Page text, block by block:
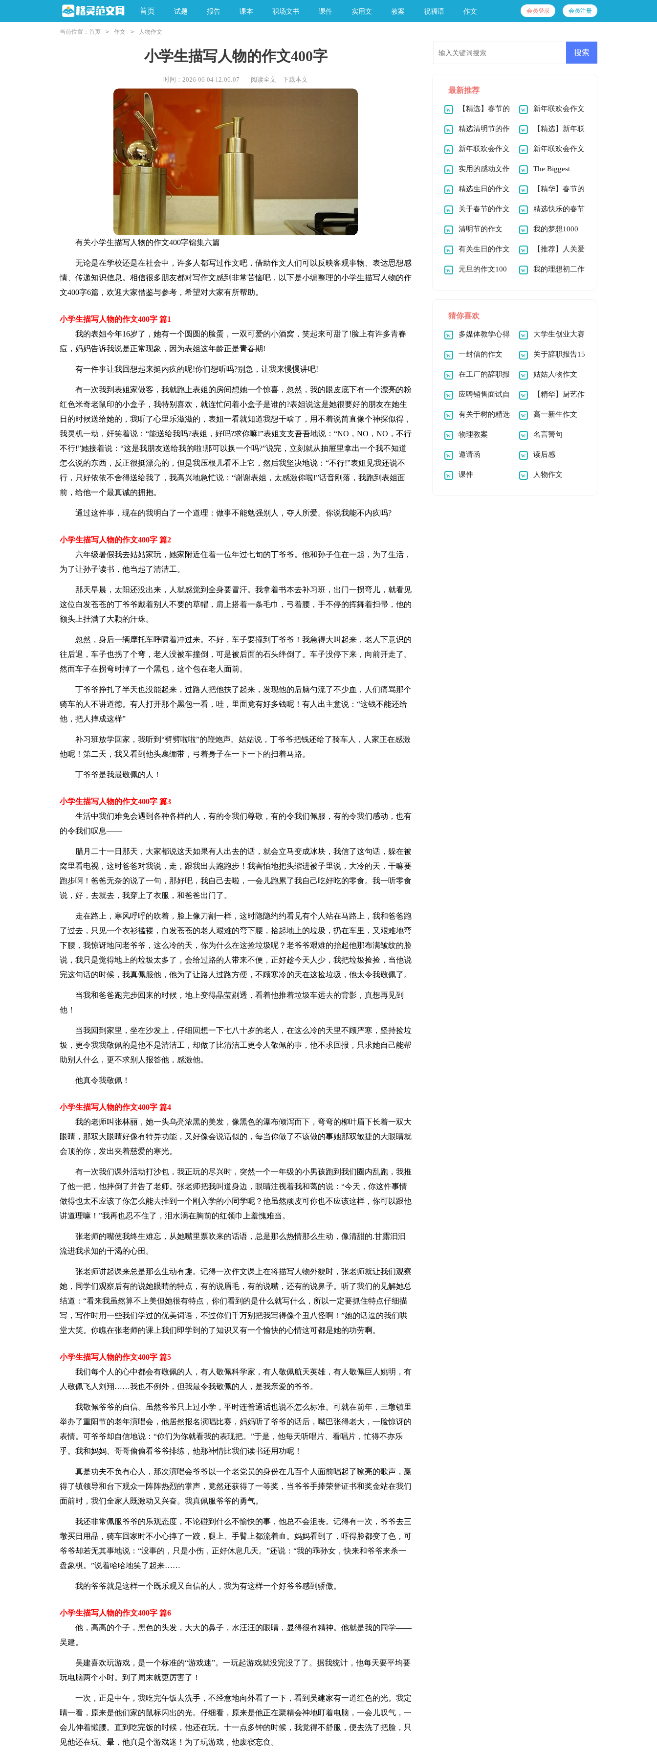
首页 试题 报告 课本 职场文书 课件 实用文 教案 祝福语 作文 会员登录 会员注册
当前位置： 首页 > 作文 > 人物作文
小学生描写人物的作文400字
时间：2026-06-04 12:06:07 阅读全文 下载本文
有关小学生描写人物的作文400字锦集六篇
无论是在学校还是在社会中，许多人都写过作文吧，借助作文人们可以反映客观事物、表达思想感
情、传递知识信息。相信很多朋友都对写作文感到非常苦恼吧，以下是小编整理的小学生描写人物的作
文400字6篇，欢迎大家借鉴与参考，希望对大家有所帮助。
小学生描写人物的作文400字 篇1
我的表姐今年16岁了，她有一个圆圆的脸蛋，一双可爱的小酒窝，笑起来可甜了!脸上有许多青春
痘，妈妈告诉我说是正常现象，因为表姐这年龄正是青春期!
有一件事让我回想起来挺内疚的呢!你们想听吗?别急，让我来慢慢讲吧!
有一次我到表姐家做客，我就跑上表姐的房间想她一个惊喜，忽然，我的眼皮底下有一个漂亮的粉
红色米奇老鼠印的小盒子，我特别喜欢，就连忙问着小盒子是谁的?表姐说这是她很要好的朋友在她生
日的时候送给她的，我听了心里乐滋滋的，表姐一看就知道我想干啥了，用不着说简直像个神探似得，
我灵机一动，奸笑着说：“能送给我吗?表姐，好吗?求你嘛!”表姐支支吾吾地说：“NO，NO，NO，不行
不行!”她接着说：“这是我朋友送给我的啦!那可以换一个吗?”说完，立刻就从抽屉里拿出一个我不知道
怎么说的东西，反正很挺漂亮的，但是我压根儿看不上它，然后我坚决地说：“不行!”表姐见我还说不
行，只好依依不舍得送给我了，我高兴地急忙说：“谢谢表姐，太感激你啦!”话音刚落，我跑到表姐面
前，给他一个最真诚的拥抱。
通过这件事，现在的我明白了一个道理：做事不能勉强别人，夺人所爱。你说我能不内疚吗?
小学生描写人物的作文400字 篇2
六年级暑假我去姑姑家玩，她家附近住着一位年过七旬的丁爷爷。他和孙子住在一起，为了生活，
为了让孙子读书，他当起了清洁工。
那天早晨，太阳还没出来，人就感觉到全身要冒汗。我拿着书本去补习班，出门一拐弯儿，就看见
这位白发苍苍的丁爷爷戴着别人不要的草帽，肩上搭着一条毛巾，弓着腰，手不停的挥舞着扫帚，他的
额头上挂满了大颗的汗珠。
忽然，身后一辆摩托车呼啸着冲过来。不好，车子要撞到丁爷爷！我急得大叫起来，老人下意识的
往后退，车子也拐了个弯，老人没被车撞倒，可是被后面的石头绊倒了。车子没停下来，向前开走了。
然而车子在拐弯时掉了一个黑包，这个包在老人面前。
丁爷爷挣扎了半天也没能起来，过路人把他扶了起来，发现他的后脑勺流了不少血，人们痛骂那个
骑车的人不讲道德。有人打开那个黑包一看，哇，里面竟有好多钱呢！有人出主意说：“这钱不能还给
他，把人摔成这样”
补习班放学回家，我听到“劈劈啦啦”的鞭炮声。姑姑说，丁爷爷把钱还给了骑车人，人家正在感激
他呢！第二天，我又看到他头裹绷带，弓着身子在一下一下的扫着马路。
丁爷爷是我最敬佩的人！
小学生描写人物的作文400字 篇3
生活中我们难免会遇到各种各样的人，有的令我们尊敬，有的令我们佩服，有的令我们感动，也有
的令我们叹息——
腊月二十一日那天，大家都说这天如果有人出去的话，就会立马变成冰块，我信了这句话，躲在被
窝里看电视，这时爸爸对我说，走，跟我出去跑跑步！我害怕地把头缩进被子里说，大冷的天，干嘛要
跑步啊！爸爸无奈的说了一句，那好吧，我自己去啦，一会儿跑累了我自己吃好吃的零食。我一听零食
说，好，去就去，我穿上了衣服，和爸爸出门了。
走在路上，寒风呼呼的吹着，脸上像刀割一样，这时隐隐约约看见有个人站在马路上，我和爸爸跑
了过去，只见一个衣衫褴褛，白发苍苍的老人艰难的弯下腰，拾起地上的垃圾，扔在车里，又艰难地弯
下腰，我惊讶地问老爷爷，这么冷的天，你为什么在这捡垃圾呢？老爷爷艰难的抬起他那布满皱纹的脸
说，我只是觉得地上的垃圾太多了，会给过路的人带来不便，正好趁今天人少，我把垃圾捡捡，当他说
完这句话的时候，我真佩服他，他为了让路人过路方便，不顾寒冷的天在这捡垃圾，他太令我敬佩了。
当我和爸爸跑完步回来的时候，地上变得晶莹剔透，看着他推着垃圾车远去的背影，真想再见到
他！
当我回到家里，坐在沙发上，仔细回想一下七八十岁的老人，在这么冷的天里不顾严寒，坚持捡垃
圾，更令我我敬佩的是他不是清洁工，却做了比清洁工更令人敬佩的事，他不求回报，只求她自己能帮
助别人什么，更不求别人报答他，感激他。
他真令我敬佩！
小学生描写人物的作文400字 篇4
我的老师叫张林丽，她一头乌亮浓黑的美发，像黑色的瀑布倾泻而下，弯弯的柳叶眉下长着一双大
眼睛，那双大眼睛好像有特异功能，又好像会说话似的，每当你做了不该做的事她那双敏捷的大眼睛就
会顶的你，发出夹着慈爱的寒光。
有一次我们课外活动打沙包，我正玩的尽兴时，突然一个一年级的小男孩跑到我们圈内乱跑，我推
了他一把，他摔倒了并告了老师。张老师把我叫道身边，眼睛注视着我和蔼的说：“今天，你这件事情
做得也太不应该了你怎么能去推到一个刚入学的小同学呢？他虽然顽皮可你也不应该这样，你可以跟他
讲道理嘛！”我再也忍不住了，泪水滴在胸前的红领巾上羞愧难当。
张老师的嘴使我终生难忘，从她嘴里票吹来的话语，总是那么热情那么生动，像清甜的.甘露汩汩
流进我求知的干渴的心田。
张老师讲起课来总是那么生动有趣。记得一次作文课上在将描写人物外貌时，张老师就让我们观察
她，同学们观察后有的说她眼睛的特点，有的说眉毛，有的说嘴，还有的说鼻子。听了我们的见解她总
结道：“看来我虽然算不上美但她很有特点，你们看到的是什么就写什么，所以一定要抓住特点仔细描
写，写作时用一些我们学过的优美词语，不过你们千万别把我写得像个丑八怪啊！”她的话逗的我们哄
堂大笑。你瞧在张老师的课上我们即学到的了知识又有一个愉快的心情这可都是她的功劳啊。
小学生描写人物的作文400字 篇5
我们每个人的心中都会有敬佩的人，有人敬佩科学家，有人敬佩航天英雄，有人敬佩巨人姚明，有
人敬佩飞人刘翔……我也不例外，但我最令我敬佩的人，是我亲爱的爷爷。
我敬佩爷爷的自信。虽然爷爷只上过小学，平时连普通话也说不怎么标准。可就在前年，三墩镇里
举办了重阳节的老年演唱会，他居然报名演唱比赛，妈妈听了爷爷的话后，嘴巴张得老大，一脸惊讶的
表情。可爷爷却自信地说：“你们为你就看我的表现把。”于是，他每天听唱片、看唱片，忙得不亦乐
乎。我和妈妈、哥哥偷偷看爷爷排练，他那神情比我们读书还用功呢！
真是功夫不负有心人，那次演唱会爷爷以一个老党员的身份在几百个人面前唱起了嘹亮的歌声，赢
得了镇领导和台下观众一阵阵热烈的掌声，竟然还获得了一等奖，当爷爷手捧荣誉证书和奖金站在我们
面前时，我们全家人既激动又兴奋。我真佩服爷爷的勇气。
我还非常佩服爷爷的乐观态度，不论碰到什么不愉快的事，他总不会沮丧。记得有一次，爷爷去三
墩买日用品，骑车回家时不小心摔了一跤，腿上、手臂上都流着血。妈妈看到了，吓得脸都变了色，可
爷爷却若无其事地说：“没事的，只是小伤，正好休息几天。”还说：“我的乖孙女，快来和爷爷来杀一
盘象棋。”说着哈哈地笑了起来……
我的爷爷就是这样一个既乐观又自信的人，我为有这样一个好爷爷感到骄傲。
小学生描写人物的作文400字 篇6
他，高高的个子，黑色的头发，大大的鼻子，水汪汪的眼睛，显得很有精神。他就是我的同学——
吴建。
吴建喜欢玩游戏，是一个标准的“游戏迷”。一玩起游戏就没完没了了。据我统计，他每天要平均要
玩电脑两个小时。到了周末就更厉害了！
一次，正是中午，我吃完午饭去洗手，不经意地向外看了一下，看到吴建家有一道红色的光。我定
睛一看，原来是他们家的鼠标闪出的光。仔细看，原来是他正在聚精会神地盯着电脑，一会儿叹气，一
会儿伸着懒腰。直到吃完饭的时候，他还在玩。十一点多钟的时候，我觉得不舒服，便去洗了把脸，只
见他还在玩。晕，他真是个游戏迷！为了玩游戏，他废寝忘食。
最新推荐
【精选】春节的
作文800字4篇
新年联欢会作文
100字十篇
精选清明节的作
文800字4篇
【精选】新年联
欢会作文800字4篇
新年联欢会作文
800字三篇
新年联欢会作文
800字4篇
实用的感动文作
文800字10篇
The Biggest
Festival 最大的节日
英语作文
精选生日的作文
100字3篇
【精华】春节的
作文1000字十篇
关于春节的作文
1000字锦集8篇
精选快乐的春节
作文800字4篇
清明节的作文
1000字三篇
我的梦想1000
字作文
有关生日的作文
1000字三篇
【推荐】人关爱
人作文1000字3篇
元旦的作文100 我的理想初二作
猜你喜欢
多媒体教学心得
体会
大学生创业大赛
策划书(15篇)
一封信的作文
【精】
关于辞职报告15
篇
在工厂的辞职报
告(15篇)
姑姑人物作文
应聘销售面试自
我介绍
【精华】厨艺作
文300字4篇
有关于树的精选
作文
高一新生作文
物理教案 名言警句
邀请函 读后感
课件 人物作文